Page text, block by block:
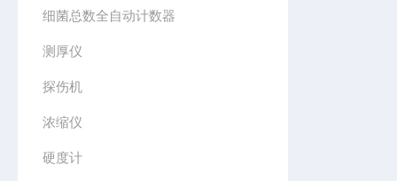
细菌总数全自动计数器
测厚仪
探伤机
浓缩仪
硬度计